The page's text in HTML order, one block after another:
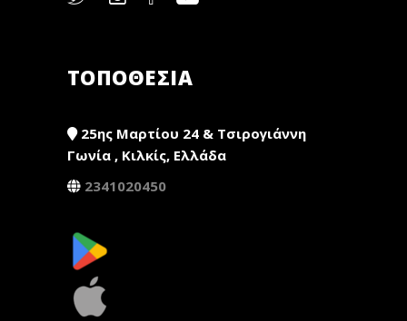
ΤΟΠΟΘΕΣΙΑ
25ης Μαρτίου 24 & Τσιρογιάννη
Γωνία , Κιλκίς, Ελλάδα
2341020450